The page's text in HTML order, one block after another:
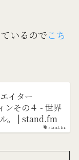
いるのでこち
stand.fm
イター
ンその４ - 世界
。 | stand.fm